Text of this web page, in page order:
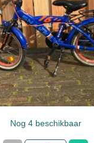
Nog 4 beschikbaar